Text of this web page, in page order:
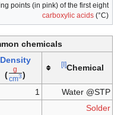
points (in pink) of the first eight
carboxylic acids (°C)
chemicals
Chemical
[I]
Density
(
g
/
cm3
)
Water @STP
1
Solder